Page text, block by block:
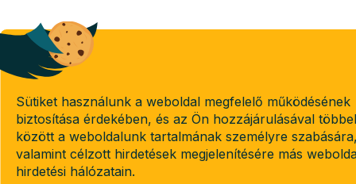
Sütiket használunk a weboldal megfelelő működésének
biztosítása érdekében, és az Ön hozzájárulásával
között a weboldalunk tartalmának személyre
valamint célzott hirdetések megjelenítésére más
hirdetési hálózatain.